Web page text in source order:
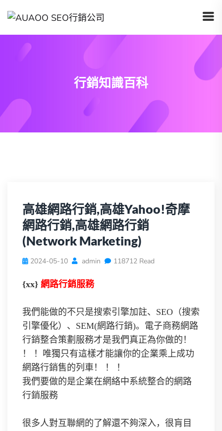
行銷知識百科
高雄網路行銷,高雄Yahoo!奇摩
網路行銷,高雄網路行銷
(Network Marketing)
2024-05-10 admin 118712 Read
{xx} 網路行銷服務
我們能做的不只是搜索引擎加註、SEO（搜索
引擎優化）、SEM(網路行銷)。電子商務網路
行銷整合策劃服務才是我們真正為你做的！
！ ！唯獨只有這樣才能讓你的企業乘上成功
網路行銷售的列車！ ！ ！
我們要做的是企業在網絡中系統整合的網路
行銷服務
很多人對互聯網的了解還不夠深入，很肓目